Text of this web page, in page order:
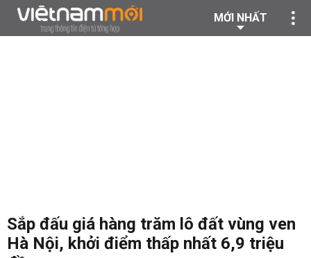
MỚI NHẤT
Sắp đấu giá hàng trăm lô đất vùng ven
Hà Nội, khởi điểm thấp nhất 6,9 triệu